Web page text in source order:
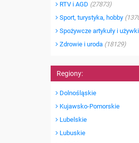
RTV i AGD (27873)
Sport, turystyka, hobby
Spożywcze artykuły i używki
Zdrowie i uroda (18129)
Regiony:
Dolnośląskie
Kujawsko-Pomorskie
Lubelskie
Lubuskie